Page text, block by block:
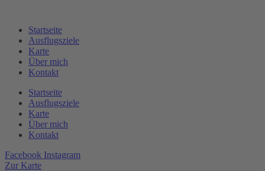
springenStartseite
Ausflugsziele
Karte
Über mich
Kontakt
Startseite
Ausflugsziele
Karte
Über mich
Kontakt
Facebook Instagram
Zur Karte